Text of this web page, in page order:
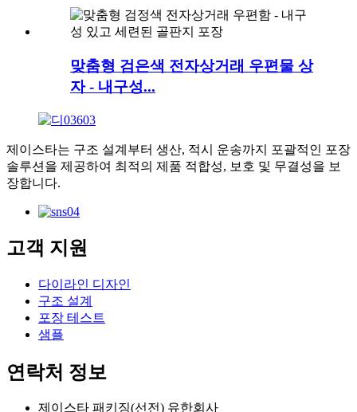
맞춤형 검은색 전자상거래 우편물 상
자 - 내구성...
제이스타는 구조 설계부터 생산, 적시 운송까지 포괄적인 포장
솔루션을 제공하여 최적의 제품 적합성, 보호 및 무결성을 보
장합니다.
고객 지원
다이라인 디자인
구조 설계
포장 테스트
샘플
연락처 정보
제이스타 패키징(선전) 유한회사